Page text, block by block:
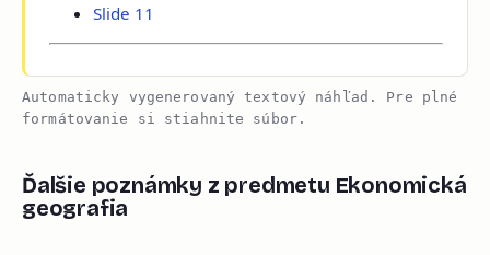
Slide 11
Automaticky vygenerovaný textový náhľad. Pre plné
formátovanie si stiahnite súbor.
Ďalšie poznámky z predmetu Ekonomická
geografia